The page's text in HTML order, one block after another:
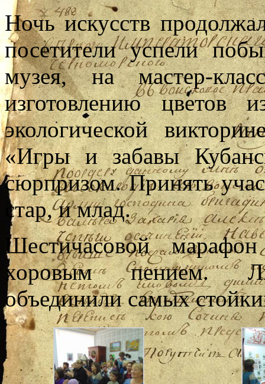
Ночь искусств
посетители успели
музея, на мастер-
изготовлению цветов
экологической
«Игры и забавы
сюрпризом. Принять
стар, и млад.
Шестичасовой
хоровым пением.
объединили самых